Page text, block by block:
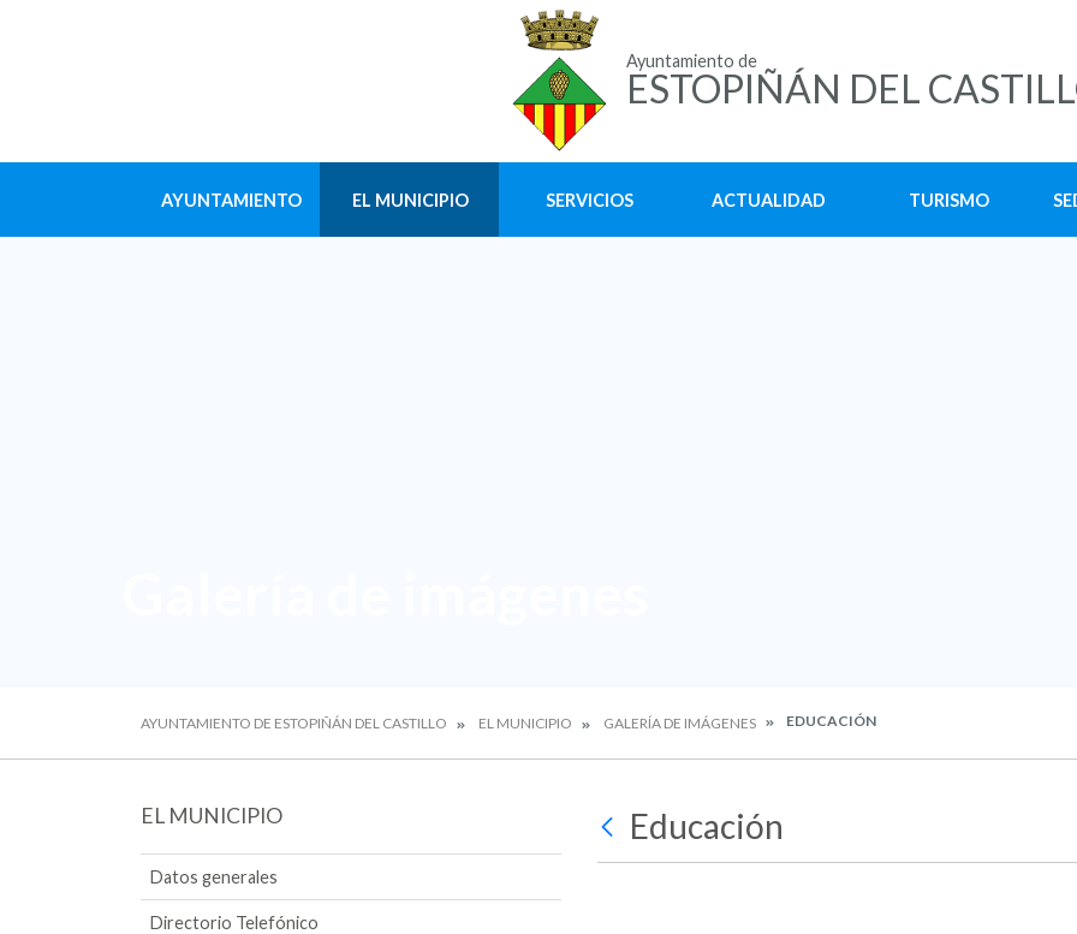
Ayuntamiento de
ESTOPIÑÁN DEL
AYUNTAMIENTO EL MUNICIPIO SERVICIOS ACTUALIDAD TURISMO
AYUNTAMIENTO DE ESTOPIÑÁN DEL CASTILLO EL MUNICIPIO GALERÍA DE IMÁGENES EDUCACIÓN
EL MUNICIPIO
Datos generales
Directorio Telefónico
Educación